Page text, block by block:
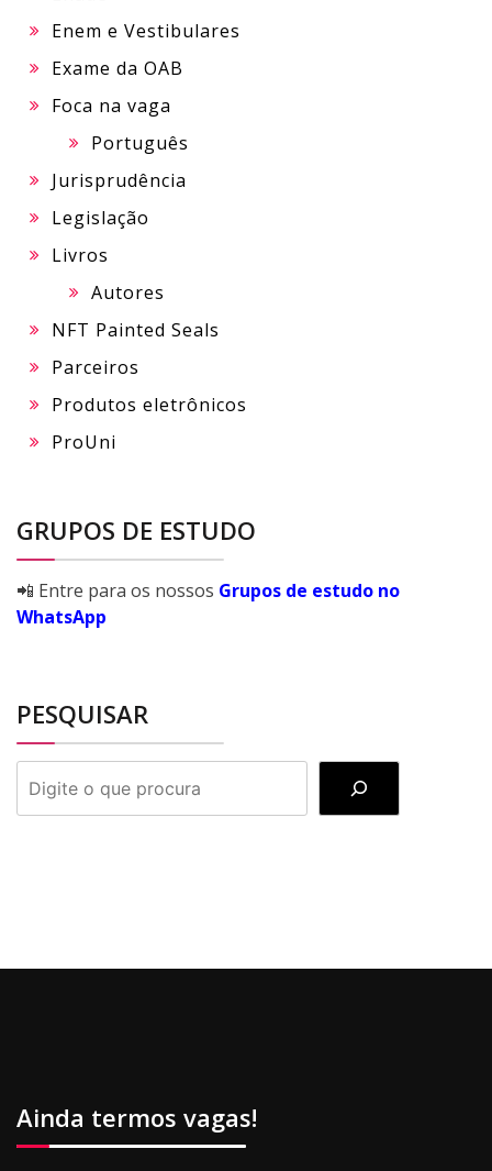
Enem e Vestibulares
Exame da OAB
Foca na vaga
Português
Jurisprudência
Legislação
Livros
Autores
NFT Painted Seals
Parceiros
Produtos eletrônicos
ProUni
GRUPOS DE ESTUDO
📲 Entre para os nossos Grupos de estudo no
WhatsApp
PESQUISAR
PESQUISAR
Ainda termos vagas!